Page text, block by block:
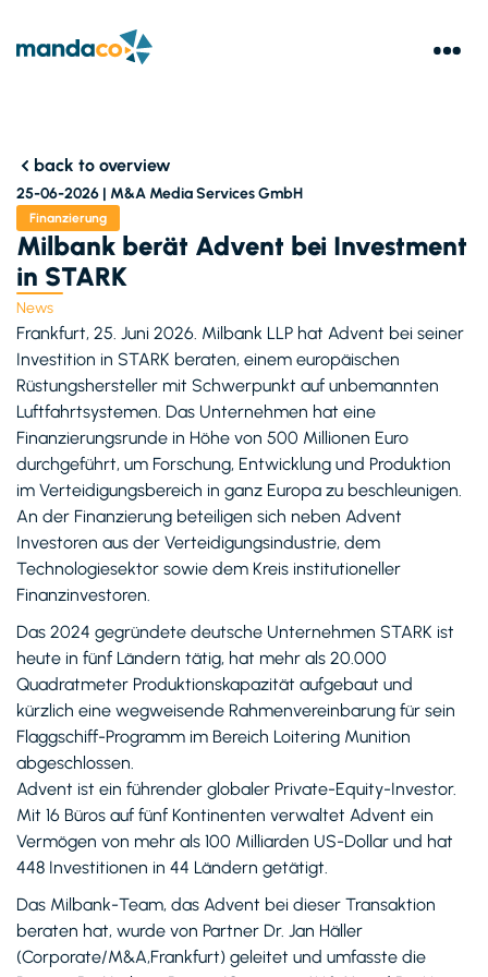
back to overview
25-06-2026 | M&A Media Services GmbH
Finanzierung
Milbank berät Advent bei Investment
in STARK
News
Frankfurt, 25. Juni 2026. Milbank LLP hat Advent bei seiner
Investition in STARK beraten, einem europäischen
Rüstungshersteller mit Schwerpunkt auf unbemannten
Luftfahrtsystemen. Das Unternehmen hat eine
Finanzierungsrunde in Höhe von 500 Millionen Euro
durchgeführt, um Forschung, Entwicklung und Produktion
im Verteidigungsbereich in ganz Europa zu beschleunigen.
An der Finanzierung beteiligen sich neben Advent
Investoren aus der Verteidigungsindustrie, dem
Technologiesektor sowie dem Kreis institutioneller
Finanzinvestoren.
Das 2024 gegründete deutsche Unternehmen STARK ist
heute in fünf Ländern tätig, hat mehr als 20.000
Quadratmeter Produktionskapazität aufgebaut und
kürzlich eine wegweisende Rahmenvereinbarung für sein
Flaggschiff-Programm im Bereich Loitering Munition
abgeschlossen.
Advent ist ein führender globaler Private-Equity-Investor.
Mit 16 Büros auf fünf Kontinenten verwaltet Advent ein
Vermögen von mehr als 100 Milliarden US-Dollar und hat
448 Investitionen in 44 Ländern getätigt.
Das Milbank-Team, das Advent bei dieser Transaktion
beraten hat, wurde von Partner Dr. Jan Häller
(Corporate/M&A,Frankfurt) geleitet und umfasste die